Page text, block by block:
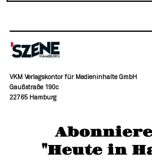
"Heute in
VKM Verlagskontor für Medieninhalte GmbH
Gaußstraße 190c
22765 Hamburg
moc.grubmah-enezs@ofni